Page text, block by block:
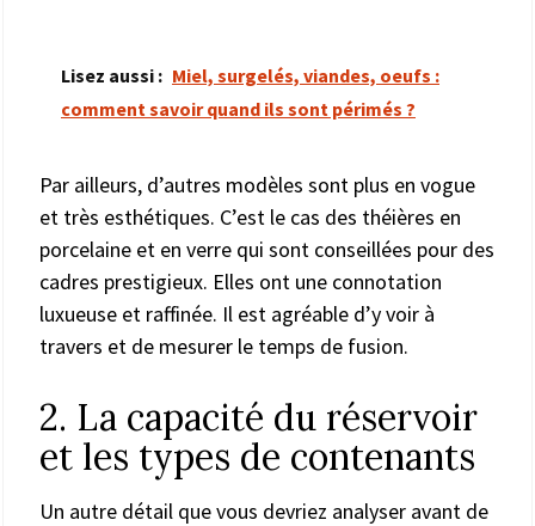
Lisez aussi : Miel, surgelés, viandes, oeufs :
comment savoir quand ils sont périmés ?
Par ailleurs, d’autres modèles sont plus en vogue
et très esthétiques. C’est le cas des théières en
porcelaine et en verre qui sont conseillées pour des
cadres prestigieux. Elles ont une connotation
luxueuse et raffinée. Il est agréable d’y voir à
travers et de mesurer le temps de fusion.
2. La capacité du réservoir
et les types de contenants
Un autre détail que vous devriez analyser avant de